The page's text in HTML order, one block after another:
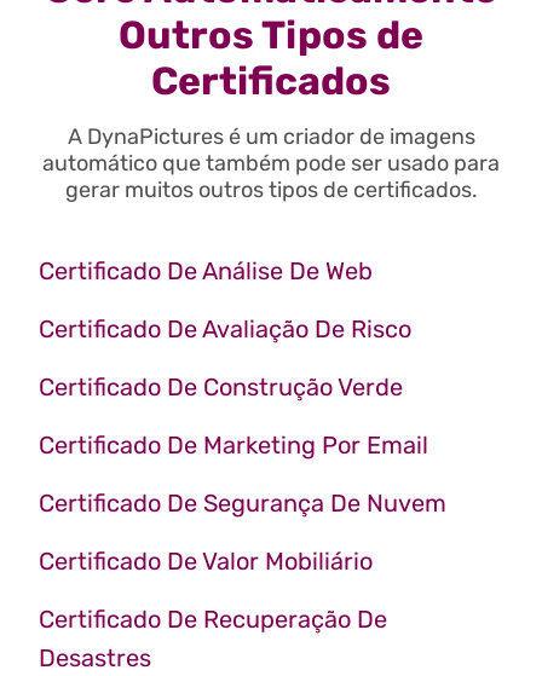
Outros Tipos de
Certificados
A DynaPictures é um criador de imagens
automático que também pode ser usado para
gerar muitos outros tipos de certificados.
Certificado De Análise De Web
Certificado De Avaliação De Risco
Certificado De Construção Verde
Certificado De Marketing Por Email
Certificado De Segurança De Nuvem
Certificado De Valor Mobiliário
Certificado De Recuperação De
Desastres